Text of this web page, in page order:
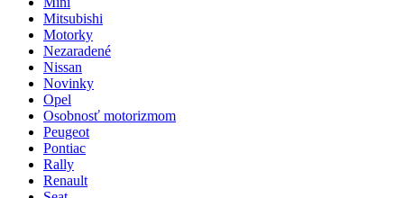
Mitsubishi
Motorky
Nezaradené
Nissan
Novinky
Opel
Osobnosť motorizmom
Peugeot
Pontiac
Rally
Renault